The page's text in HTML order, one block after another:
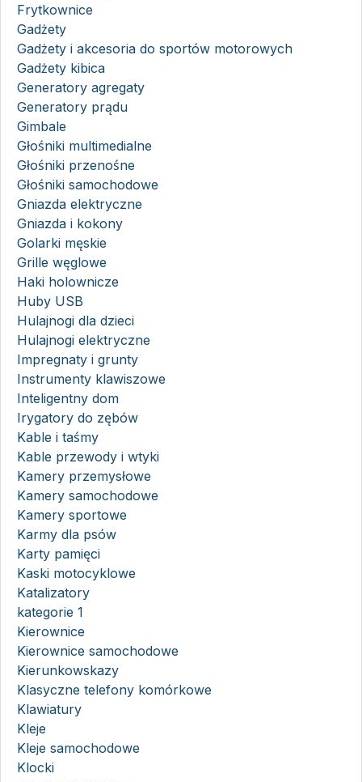
Frytkownice
Gadżety
Gadżety i akcesoria do sportów motorowych
Gadżety kibica
Generatory agregaty
Generatory prądu
Gimbale
Głośniki multimedialne
Głośniki przenośne
Głośniki samochodowe
Gniazda elektryczne
Gniazda i kokony
Golarki męskie
Grille węglowe
Haki holownicze
Huby USB
Hulajnogi dla dzieci
Hulajnogi elektryczne
Impregnaty i grunty
Instrumenty klawiszowe
Inteligentny dom
Irygatory do zębów
Kable i taśmy
Kable przewody i wtyki
Kamery przemysłowe
Kamery samochodowe
Kamery sportowe
Karmy dla psów
Karty pamięci
Kaski motocyklowe
Katalizatory
kategorie 1
Kierownice
Kierownice samochodowe
Kierunkowskazy
Klasyczne telefony komórkowe
Klawiatury
Kleje
Kleje samochodowe
Klocki